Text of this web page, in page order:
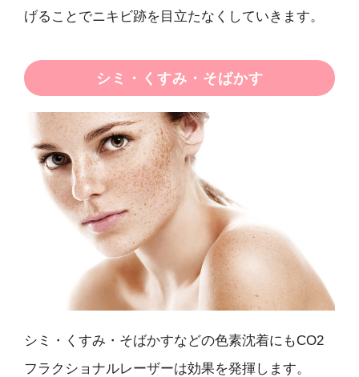
げることでニキビ跡を目立たなくしていきます。
シミ・くすみ・そばかす
シミ・くすみ・そばかすなどの色素沈着にもCO2
フラクショナルレーザーは効果を発揮します。